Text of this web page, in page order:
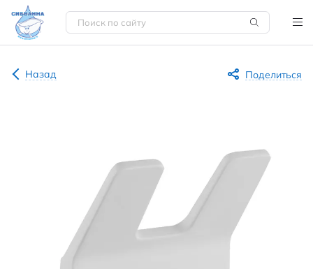
Назад Поделиться